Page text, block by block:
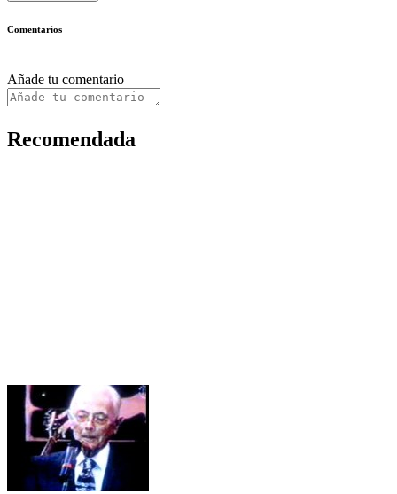
Comentarios
Añade tu comentario
Recomendada